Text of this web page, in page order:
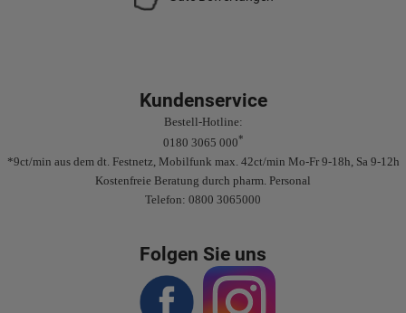
Kundenservice
Bestell-Hotline:
0180 3065 000*
*9ct/min aus dem dt. Festnetz, Mobilfunk max. 42ct/min Mo-Fr 9-18h, Sa 9-12h
Kostenfreie Beratung durch pharm. Personal
Telefon: 0800 3065000
Folgen Sie uns